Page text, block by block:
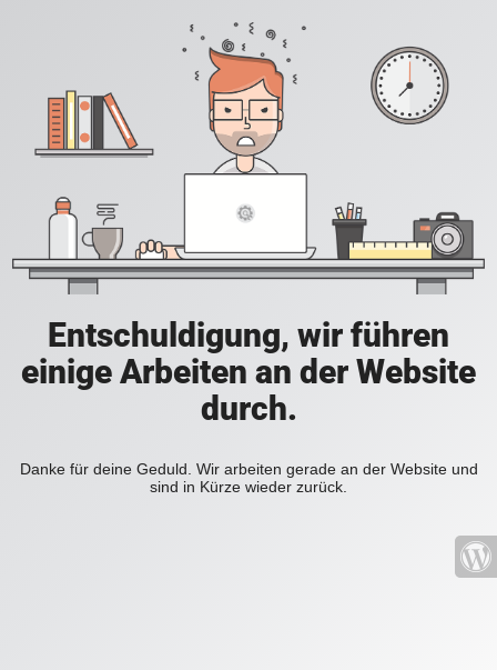
Entschuldigung, wir führen
einige Arbeiten an der Website
durch.
Danke für deine Geduld. Wir arbeiten gerade an der Website und
sind in Kürze wieder zurück.